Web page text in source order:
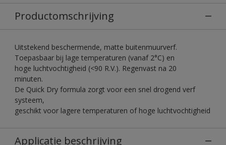
Productomschrijving
Uitstekend beschermende, matte buitenmuurverf.
Toepasbaar bij lage temperaturen (vanaf 2°C) en
hoge luchtvochtigheid (<90 R.V.). Regenvast na 20
minuten.
De Quick Dry formula zorgt voor een snel drogend verf
systeem,
geschikt voor lagere temperaturen of hoge luchtvochtigheid
Applicatie beschrijving